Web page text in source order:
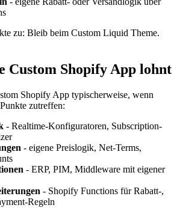
zu: Bleib beim Custom Liquid Theme.
Custom Shopify App lohnt
Shopify App typischerweise, wenn
zutreffen:
- Realtime-Konfiguratoren, Subscription-
- eigene Preislogik, Net-Terms,
- ERP, PIM, Middleware mit eigener
- Shopify Functions für Rabatt-,
Regeln